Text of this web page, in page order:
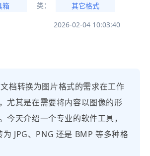
箱
类：
其它格式
2026-02-04 10:03:40
档转换为图片格式的需求在工作
尤其是在需要将内容以图像的形
今天介绍一个专业的软件工具，
JPG、PNG 还是 BMP 等多种格